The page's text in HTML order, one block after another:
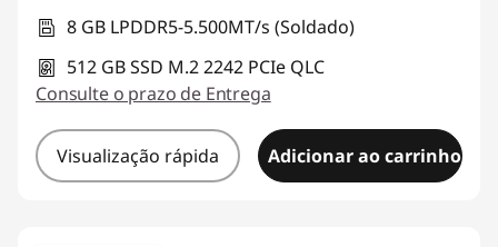
8 GB LPDDR5-5.500MT/s (Soldado)
512 GB SSD M.2 2242 PCIe QLC
Consulte o prazo de Entrega
Visualização rápida Adicionar ao carrinho